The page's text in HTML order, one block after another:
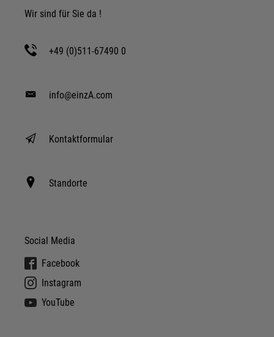
Wir sind für Sie da !
+49 (0)511-67490 0
info@einzA.com
Kontaktformular
Standorte
Social Media
Facebook
Instagram
YouTube